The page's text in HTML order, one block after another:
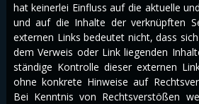
hat keinerlei Einfluss auf die aktuelle
und auf die Inhalte der verknüpften
externen Links bedeutet nicht, dass
dem Verweis oder Link liegenden
ständige Kontrolle dieser externen
ohne konkrete Hinweise auf
Bei Kenntnis von Rechtsverstößen